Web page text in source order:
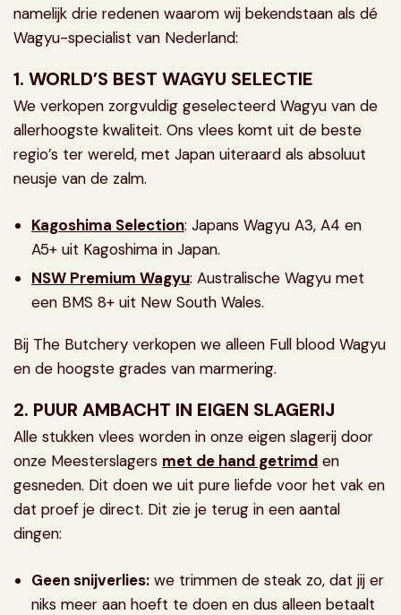
namelijk drie redenen waarom wij bekendstaan als dé
Wagyu-specialist van Nederland:
1. WORLD’S BEST WAGYU SELECTIE
We verkopen zorgvuldig geselecteerd Wagyu van de
allerhoogste kwaliteit. Ons vlees komt uit de beste
regio’s ter wereld, met Japan uiteraard als absoluut
neusje van de zalm.
Kagoshima Selection: Japans Wagyu A3, A4 en
A5+ uit Kagoshima in Japan.
NSW Premium Wagyu: Australische Wagyu met
een BMS 8+ uit New South Wales.
Bij The Butchery verkopen we alleen Full blood Wagyu
en de hoogste grades van marmering.
2. PUUR AMBACHT IN EIGEN SLAGERIJ
Alle stukken vlees worden in onze eigen slagerij door
onze Meesterslagers met de hand getrimd en
gesneden. Dit doen we uit pure liefde voor het vak en
dat proef je direct. Dit zie je terug in een aantal
dingen:
Geen snijverlies: we trimmen de steak zo, dat jij er
niks meer aan hoeft te doen en dus alleen betaalt